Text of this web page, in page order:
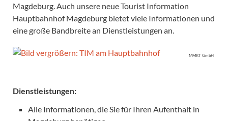
Magdeburg. Auch unsere neue Tourist Information
Hauptbahnhof Magdeburg bietet viele Informationen und
eine große Bandbreite an Dienstleistungen an.
MMKT GmbH
Dienstleistungen:
Alle Informationen, die Sie für Ihren Aufenthalt in